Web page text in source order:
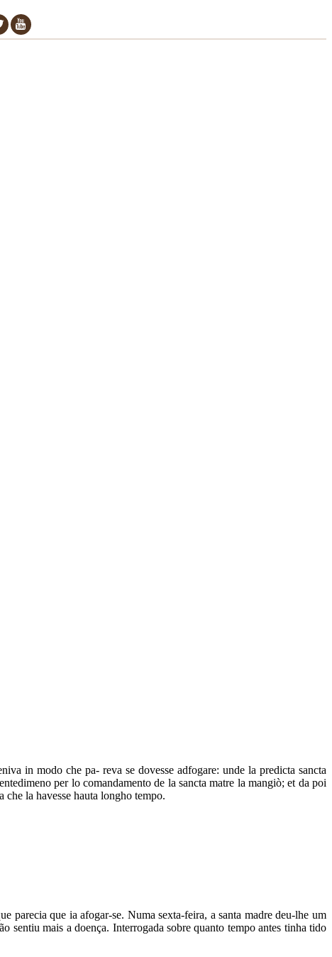
in modo che pa- reva se dovesse adfogare: unde la predicta sancta
per lo comandamento de la sancta matre la mangiò; et da poi
la havesse hauta longho tempo.
parecia que ia afogar-se. Numa sexta-feira, a santa madre deu-lhe um
sentiu mais a doença. Interrogada sobre quanto tempo antes tinha tido